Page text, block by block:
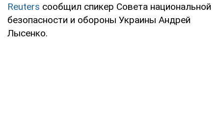
Reuters сообщил спикер Совета национальной
безопасности и обороны Украины Андрей
Лысенко.